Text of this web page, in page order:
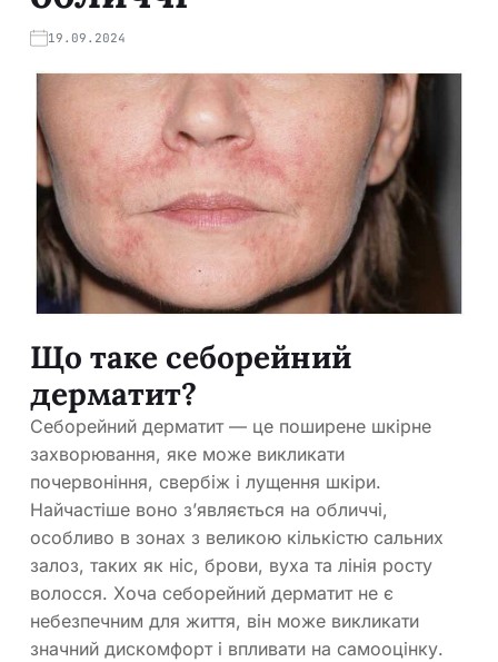
19.09.2024
Що таке себорейний
дерматит?
Себорейний дерматит — це поширене шкірне
захворювання, яке може викликати
почервоніння, свербіж і лущення шкіри.
Найчастіше воно з’являється на обличчі,
особливо в зонах з великою кількістю сальних
залоз, таких як ніс, брови, вуха та лінія росту
волосся. Хоча себорейний дерматит не є
небезпечним для життя, він може викликати
значний дискомфорт і впливати на самооцінку.